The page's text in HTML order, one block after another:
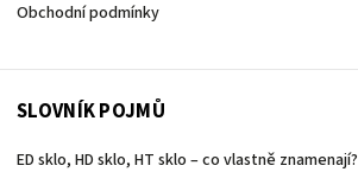
Obchodní podmínky
SLOVNÍK POJMŮ
ED sklo, HD sklo, HT sklo – co vlastně znamenají?